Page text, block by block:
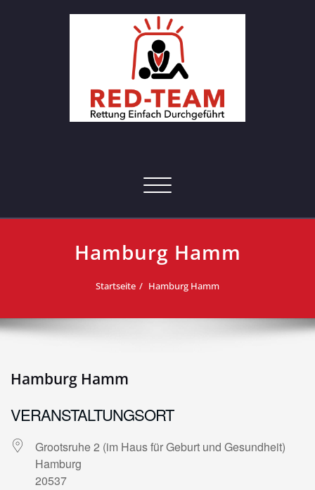
Hamburg
Toggle navigation
Hamburg Hamm
Startseite Hamburg Hamm
Hamburg Hamm
VERANSTALTUNGSORT
Grootsruhe 2 (im Haus für Geburt und Gesundheit)
Hamburg
20537